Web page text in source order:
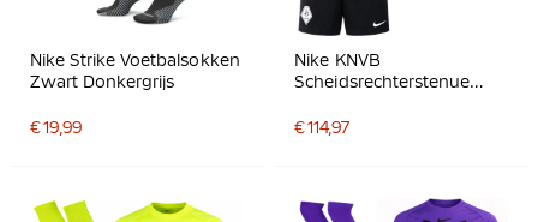
Nike Strike Voetbalsokken
Zwart Donkergrijs
€ 19,99
Nike KNVB
Scheidsrechterstenue
€ 114,97